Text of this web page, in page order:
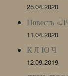
25.04.2020
Повесть
11.04.2020
К Л Ю Ч
12.09.2019